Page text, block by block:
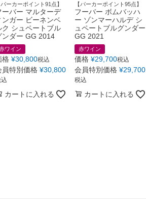
ーカーポイント91点】
ーバー マルターデ
ンガー ビーネンベ
ク シュペートブル
ンダー GG 2014
ワイン
格 ¥30,800税込
員特別価格 ¥30,800
カートに入れる
【パーカーポイント95点】
フーバー ボムバッハ
ー ゾンマーハルデ シ
ュペートブルグンダー
GG 2021
赤ワイン
価格 ¥29,700税込
会員特別価格 ¥29,700
税込
カートに入れる